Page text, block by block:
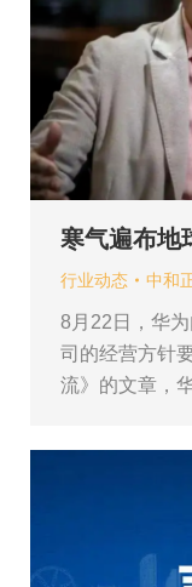
寒气遍布地
行业动态 中和
8月22日，华
司的经营方针
流》的文章，